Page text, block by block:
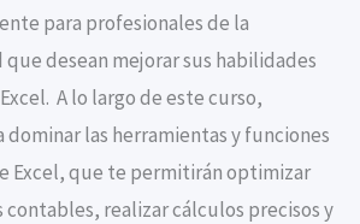
para profesionales de la
desean mejorar sus habilidades
A lo largo de este curso,
dominar las herramientas y funciones
Excel, que te permitirán optimizar
contables, realizar cálculos precisos y